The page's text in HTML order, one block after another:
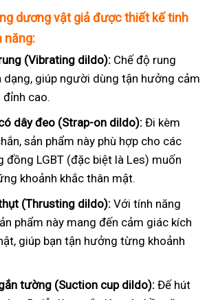
dương vật giả được thiết kế tinh
năng:
(Vibrating dildo): Chế độ rung
dạng, giúp người dùng tận hưởng cảm
cao.
dây đeo (Strap-on dildo): Đi kèm
sản phẩm này phù hợp cho các
đồng LGBT (đặc biệt là Les) muốn
khoảnh khắc thân mật.
(Thrusting dildo): Với tính năng
phẩm này mang đến cảm giác kích
giúp bạn tận hưởng từng khoảnh
tường (Suction cup dildo):Đế hút